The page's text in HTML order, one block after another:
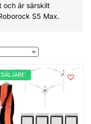
och är särskilt
S5 Max.